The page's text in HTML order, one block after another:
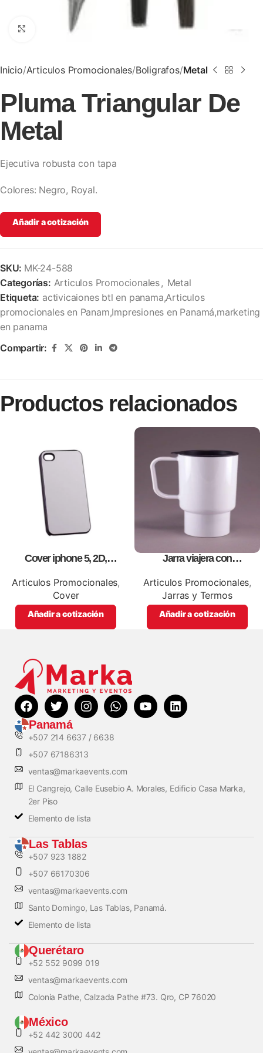
Clic para ampliar
Inicio Articulos Promocionales Boligrafos Metal
Pluma Triangular De
Metal
Ejecutiva robusta con tapa
Colores: Negro, Royal.
Añadir a cotización
SKU: MK-24-588
Categorías: Articulos Promocionales, Metal
Etiqueta: activicaiones btl en panama,Articulos
promocionales en Panam,Impresiones en Panamá,marketing
en panama
Compartir:
Productos relacionados
Cover iphone 5, 2D,
Articulos Promocionales,
Cover
Añadir a cotización
Jarra viajera con
impresion full color
Articulos Promocionales,
Jarras y Termos
Añadir a cotización
Panamá
+507 214 6637 / 6638
+507 67186313
ventas@markaevents.com
El Cangrejo, Calle Eusebio A. Morales, Edificio Casa Marka,
2er Piso
Elemento de lista
Las Tablas
+507 923 1882
+507 66170306
ventas@markaevents.com
Santo Domingo, Las Tablas, Panamá.
Elemento de lista
Querétaro
+52 552 9099 019
ventas@markaevents.com
Colonia Pathe, Calzada Pathe #73. Qro, CP 76020
México
+52 442 3000 442